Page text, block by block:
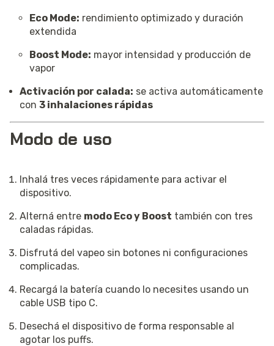
Eco Mode: rendimiento optimizado y duración
extendida
Boost Mode: mayor intensidad y producción de
vapor
Activación por calada: se activa automáticamente
con 3 inhalaciones rápidas
Modo de uso
Inhalá tres veces rápidamente para activar el
dispositivo.
Alterná entre modo Eco y Boost también con tres
caladas rápidas.
Disfrutá del vapeo sin botones ni configuraciones
complicadas.
Recargá la batería cuando lo necesites usando un
cable USB tipo C.
Desechá el dispositivo de forma responsable al
agotar los puffs.